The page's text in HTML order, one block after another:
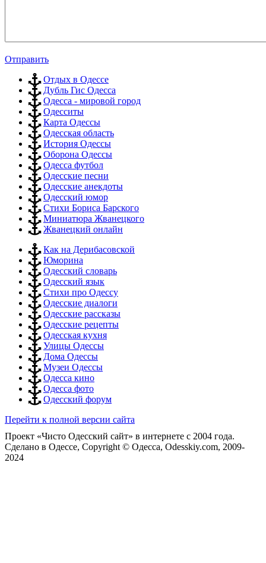
Отправить
Отдых в Одессе
Дубль Гис Одесса
Одесса - мировой город
Одесситы
Карта Одессы
Одесская область
История Одессы
Оборона Одессы
Одесса футбол
Одесские песни
Одесские анекдоты
Одесский юмор
Стихи Бориса Барского
Миниатюра Жванецкого
Жванецкий онлайн
Как на Дерибасовской
Юморина
Одесский словарь
Одесский язык
Стихи про Одессу
Одесские диалоги
Одесские рассказы
Одесские рецепты
Одесская кухня
Улицы Одессы
Дома Одессы
Музеи Одессы
Одесса кино
Одесса фото
Одесский форум
Перейти к полной версии сайта
Проект «Чисто Одесский сайт» в интернете с 2004 года.
Сделано в Одессе, Copyright © Одесса, Odesskiy.com, 2009-
2024